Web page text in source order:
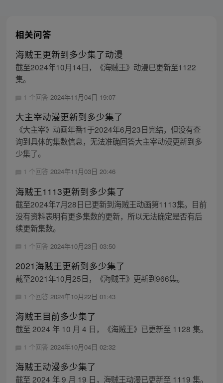
相关问答
海贼王更新到多少集了动漫
截至2024年10月14日，《海贼王》动漫已更新至1122
集。
1 个回答 2024年11月04日 19:07
大主宰动漫更新到多少集了
《大主宰》动画年番1于2024年6月23日完结，但没有查
询到具体的集数信息，无法准确回答大主宰动漫更新到多
少集了。
1 个回答 2024年11月03日 20:46
海贼王1113更新到多少集了
截至2024年7月28日已更新到海贼王动画第1113集。目前
没有资料表明有更多集数的更新，所以无法确定是否有后
续更新集数。
1 个回答 2024年10月23日 03:50
2021海贼王更新到多少集了
截至2021年10月25日，《海贼王》更新到966集。
1 个回答 2024年10月22日 01:43
海贼王目前多少集了
截至 2024 年 10 月 4 日，《海贼王》已更新至 1128 集。
1 个回答 2024年10月04日 02:32
海贼王动漫多少集了
截至 2024 年 9 月 19 日，海贼王动漫已更新至 1119 集。